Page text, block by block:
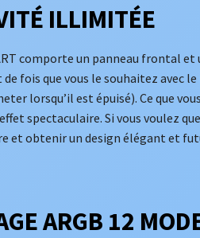
ILLIMITÉE
comporte un panneau frontal et
fois que vous le souhaitez avec
lorsqu’il est épuisé). Ce que
spectaculaire. Si vous voulez
et obtenir un design élégant et
ARGB 12